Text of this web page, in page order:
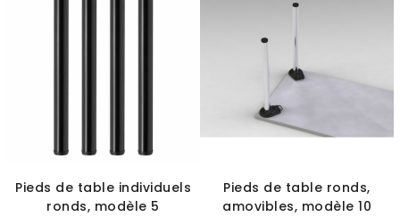
Pieds de table individuels
ronds, modèle 5
Pieds de table ronds,
amovibles, modèle 10